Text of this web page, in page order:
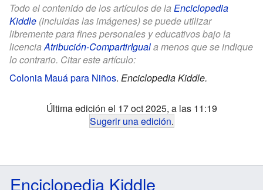
Todo el contenido de los artículos de la Enciclopedia
Kiddle (incluidas las imágenes) se puede utilizar
libremente para fines personales y educativos bajo la
licenciaAtribución-CompartirIguala menos que se indique
lo contrario. Citar este artículo:
Colonia Mauá para Niños. Enciclopedia Kiddle.
Última edición el 17 oct 2025, a las 11:19
Sugerir una edición.
Enciclopedia Kiddle